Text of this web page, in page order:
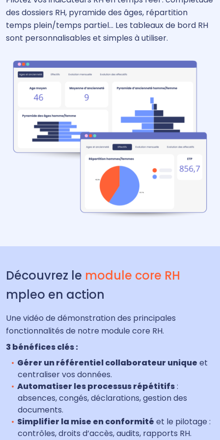
des dossiers RH, pyramide des âges, répartition
temps plein/temps partiel… Les tableaux de bord RH
sont personnalisables et simples à utiliser.
Découvrez le module core RH
mpleo en action
Une vidéo de démonstration des principales
fonctionnalités de notre module core RH.
3 bénéfices clés :
Gérer un référentiel collaborateur unique et
centraliser vos données.
Automatiser les processus répétitifs:
absences, congés, déclarations, gestion des
documents.
Simplifier la mise enconformité et le pilotage :
contrôles, droits d’accès, audits, rapports RH.